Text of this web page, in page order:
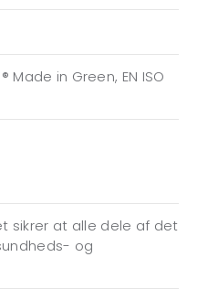
Made in Green, EN ISO
sikrer at alle dele af det
og